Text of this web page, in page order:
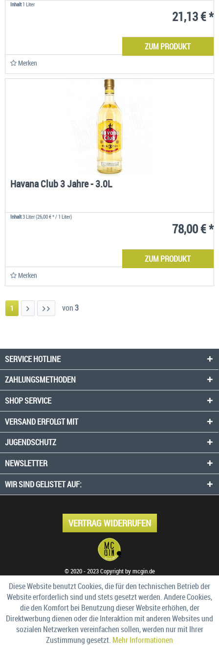
Inhalt1 Liter
21,13 € *
ZUM PRODUKT
Merken
Havana Club 3 Jahre - 3.0L
Inhalt3 Liter(26,00 € * / 1 Liter)
78,00 € *
ZUM PRODUKT
Merken
1 von3
SERVICE HOTLINE
ZAHLUNGSMETHODEN
SHOP SERVICE
VERSAND ERFOLGT MIT
JUGENDSCHUTZ
NEWSLETTER
WIR SIND GELISTET AUF:
VERTRAG WIDERRUFEN
© 2020 - 2023 Copyright by mcgin.de
Diese Website benutzt Cookies, die für den technischen Betrieb der
Website erforderlich sind und stets gesetzt werden. Andere Cookies,
die den Komfort bei Benutzung dieser Website erhöhen, der
Direktwerbung dienen oder die Interaktion mit anderen Websites und
sozialen Netzwerken vereinfachen sollen, werden nur mit Ihrer
Zustimmung gesetzt. Mehr Informationen